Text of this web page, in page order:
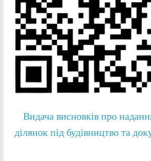
Видача висновків про
ділянок під будівництво та